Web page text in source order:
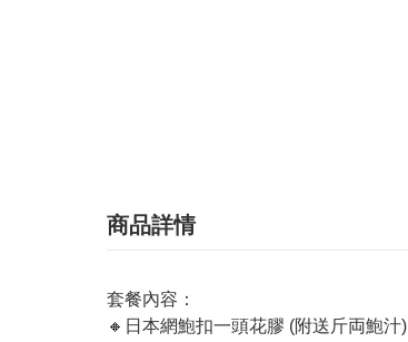
商品詳情
套餐內容：
🔸日本網鮑扣一頭花膠 (附送斤両鮑汁)